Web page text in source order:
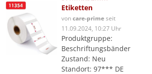
Etiketten
voncare-primeseit
11.09.2024, 10:27 Uhr
Produktgruppe:
Beschriftungsbänder
Zustand: Neu
Standort: 97*** DE